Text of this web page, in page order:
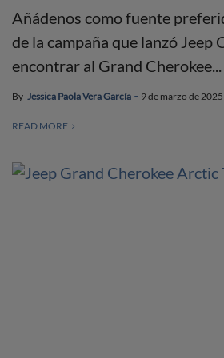
Añádenos como fuente
de la campaña que lanzó Jeep
encontrar al Grand Cherokee...
By Jessica Paola Vera García 9 de marzo de 2025
READ MORE